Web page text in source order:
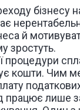
бізнесу
й
зростуть.
кошти. Чим
працює лише